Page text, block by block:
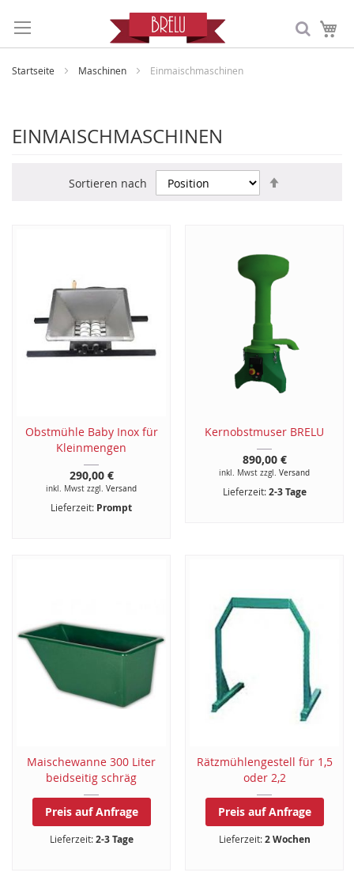
Startseite Maschinen Einmaischmaschinen
EINMAISCHMASCHINEN
Sortieren nach
Obstmühle Baby Inox für
Kleinmengen
290,00 €
inkl. Mwst zzgl. Versand
Lieferzeit: Prompt
Kernobstmuser BRELU
890,00 €
inkl. Mwst zzgl. Versand
Lieferzeit:2-3 Tage
Maischewanne 300 Liter
beidseitig schräg
Preis auf Anfrage
Lieferzeit:2-3 Tage
Rätzmühlengestell für 1,5
oder 2,2
Preis auf Anfrage
Lieferzeit:2 Wochen